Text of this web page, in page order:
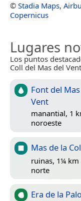
© Stadia Maps,
Copernicus
Lugares
Los puntos
Coll del Mas del
Font del Mas
Vent
manantial, 1
noroeste
Mas de la
ruinas, 1¼ km
norte
Era de la